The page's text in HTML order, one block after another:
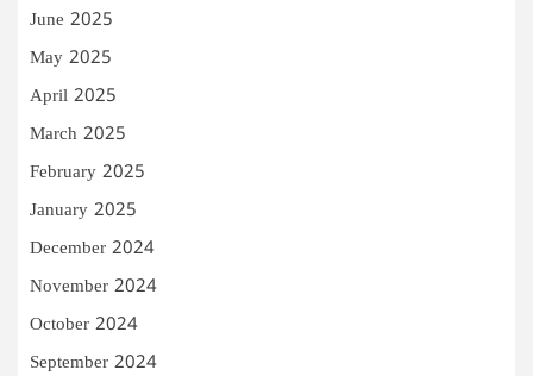
June 2025
May 2025
April 2025
March 2025
February 2025
January 2025
December 2024
November 2024
October 2024
September 2024